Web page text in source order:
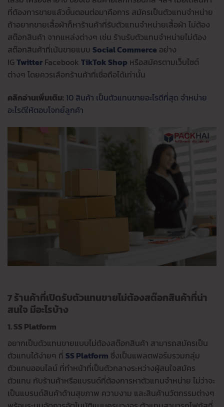
ที่ต้องการขายแล้วขั้นตอนต่อมาคือการ สมัครเป็นตัวแทนจำหน่าย
ถ้าอยากขายเสื้อผ้าก็หาร้านค้าที่รับตัวแทนจําหน่ายเสื้อผ้า ไม่ต้อง
สต๊อกสินค้า จากแหล่งต่างๆ เช่น ร้านรับตัวแทนจําหน่ายไม่ต้อง
สต๊อกสินค้าที่เน้นขายแบบ Social Commerce อย่าง
IG Twitter Facebook TikTok Shop หรือสมัครตามเว็บไซต์
ต่างๆ โดยควรเลือกร้านค้าที่เชื่อถือได้เท่านั้น
คลิกอ่านเพิ่มเติม: 10 สินค้า เป็นตัวแทนขายอะไรดีที่สุด จำหน่าย
อะไรดีให้ตอบโจทย์ลูกค้า
7 ร้านค้าที่เปิดรับตัวแทนขายไม่ต้องสต๊อกสินค้าที่น่า
สนใจ มีอะไรบ้าง
1. SS Platform
อยากเป็นตัวแทนขายแบบไม่ต้องสต๊อกสินค้า สามารถสมัครเป็น
ตัวแทนได้ง่ายๆ ที่ SS Platform ซึ่งเป็นแพลตฟอร์มรวมกลุ่ม
ตัวแทนออนไลน์ ที่ทำหน้าที่เป็นตัวกลางระหว่างผู้สนใจสมัคร
ตัวแทน กับร้านค้าหรือแบรนด์ที่ต้องการหาตัวแทนจำหน่าย ไม่ว่าจะ
เป็นแบรนด์สินค้าด้านสุขภาพ ความงาม และสินค้านวัตกรรมต่างๆ